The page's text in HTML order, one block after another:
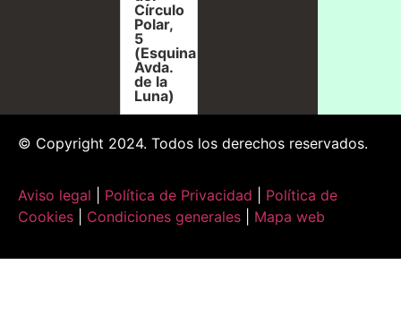
Círculo
Polar,
5
(Esquina
Avda.
de la
Luna)
© Copyright 2024. Todos los derechos reservados.
Aviso legal Política de Privacidad
Política de
Cookies
Condiciones generales Mapa web